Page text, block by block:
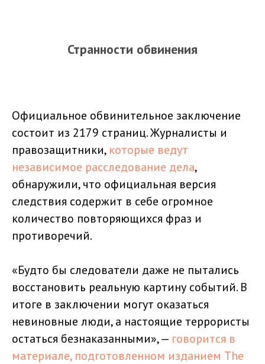
Странности обвинения
Официальное обвинительное заключение
состоит из 2179 страниц. Журналисты и
правозащитники, которые ведут
независимое расследование дела,
обнаружили, что официальная версия
следствия содержит в себе огромное
количество повторяющихся фраз и
противоречий.
«Будто бы следователи даже не пытались
восстановить реальную картину событий. В
итоге в заключении могут оказаться
невиновные люди, а настоящие террористы
остаться безнаказанными», — говорится в
материале, подготовленном изданием The